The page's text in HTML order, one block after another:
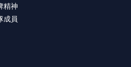
精神
成員